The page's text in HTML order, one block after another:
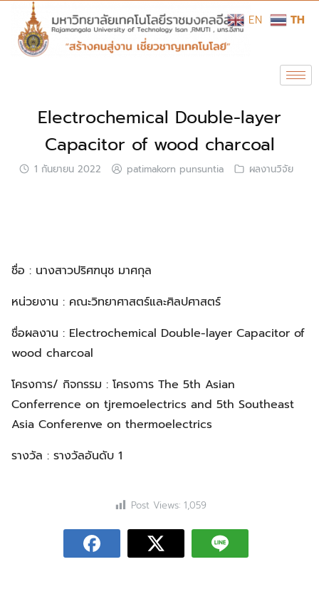
Electrochemical Double-layer
Capacitor of wood charcoal
1 กันยายน 2022 patimakorn punsuntia ผลงานวิจัย
ชื่อ : นางสาวปริศฑนุช มาศกุล
หน่วยงาน : คณะวิทยาศาสตร์และศิลปศาสตร์
ชื่อผลงาน : Electrochemical Double-layer Capacitor of
wood charcoal
โครงการ/ กิจกรรม : โครงการ The 5th Asian
Conferrence on tjremoelectrics and 5th Southeast
Asia Conferenve on thermoelectrics
รางวัล : รางวัลอันดับ 1
Post Views: 1,059
EN TH